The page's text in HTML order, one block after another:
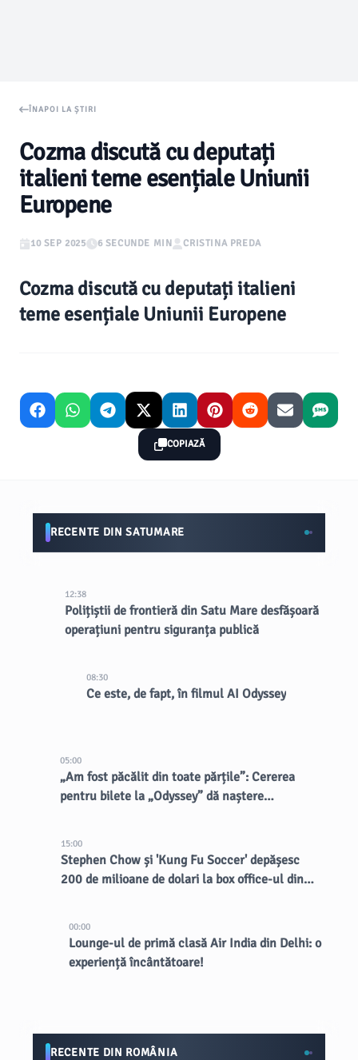
ÎNAPOI LA ȘTIRI
Cozma discută cu deputați
italieni teme esențiale Uniunii
Europene
10 SEP 2025 6 SECUNDE MIN CRISTINA PREDA
Cozma discută cu deputați italieni
teme esențiale Uniunii Europene
COPIAZĂ
RECENTE DIN SATUMARE
12:38
Polițiștii de frontieră din Satu Mare desfășoară
operațiuni pentru siguranța publică
08:30
Ce este, de fapt, în filmul AI Odyssey
05:00
„Am fost păcălit din toate părțile”: Cererea
pentru bilete la „Odyssey” dă naștere
15:00
Stephen Chow și 'Kung Fu Soccer' depășesc
200 de milioane de dolari la box office-ul din
00:00
Lounge-ul de primă clasă Air India din Delhi: o
experiență încântătoare!
RECENTE DIN ROMÂNIA